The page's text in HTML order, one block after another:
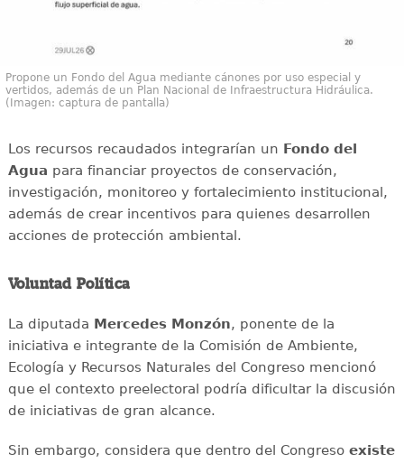
Propone un Fondo del Agua mediante cánones por uso especial y
vertidos, además de un Plan Nacional de Infraestructura Hidráulica.
(Imagen: captura de pantalla)
Los recursos recaudados integrarían un Fondo del
Agua para financiar proyectos de conservación,
investigación, monitoreo y fortalecimiento institucional,
además de crear incentivos para quienes desarrollen
acciones de protección ambiental.
Voluntad Política
La diputada Mercedes Monzón, ponente de la
iniciativa e integrante de la Comisión de Ambiente,
Ecología y Recursos Naturales del Congreso mencionó
que el contexto preelectoral podría dificultar la discusión
de iniciativas de gran alcance.
Sin embargo, considera que dentro del Congreso existe